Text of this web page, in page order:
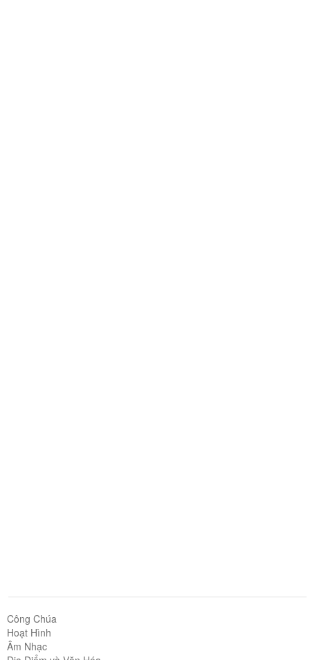
Công Chúa
Hoạt Hình
Âm Nhạc